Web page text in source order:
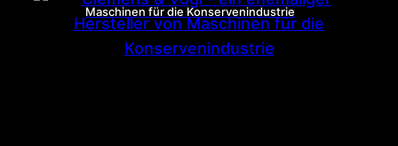
Maschinen für die Konservenindustrie